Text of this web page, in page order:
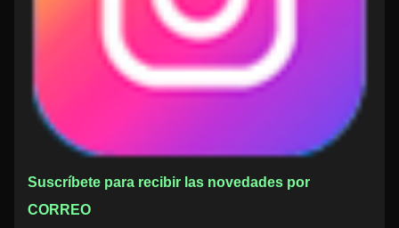
Suscríbete para recibir las novedades por
CORREO